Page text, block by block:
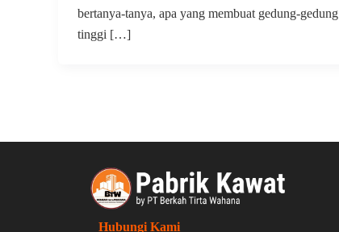
bertanya-tanya, apa yang membuat gedung-gedung
tinggi […]
Hubungi Kami